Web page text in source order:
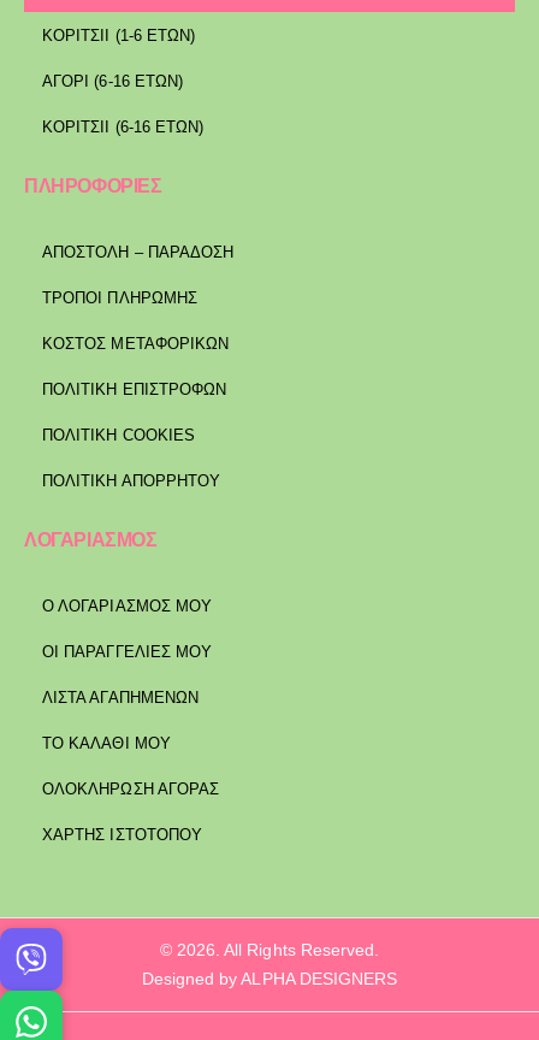
ΚΟΡΙΤΣΙΙ (1-6 ΕΤΩΝ)
ΑΓΟΡΙ (6-16 ΕΤΩΝ)
ΚΟΡΙΤΣΙΙ (6-16 ΕΤΩΝ)
ΠΛΗΡΟΦΟΡΙΕΣ
ΑΠΟΣΤΟΛΉ – ΠΑΡΆΔΟΣΗ
ΤΡΌΠΟΙ ΠΛΗΡΩΜΉΣ
ΚΌΣΤΟΣ ΜΕΤΑΦΟΡΙΚΏΝ
ΠΟΛΙΤΙΚΉ ΕΠΙΣΤΡΟΦΏΝ
ΠΟΛΙΤΙΚΉ COOKIES
ΠΟΛΙΤΙΚΉ ΑΠΟΡΡΉΤΟΥ
ΛΟΓΑΡΙΑΣΜΟΣ
Ο ΛΟΓΑΡΙΑΣΜΟΣ ΜΟΥ
ΟΙ ΠΑΡΑΓΓΕΛΙΕΣ ΜΟΥ
ΛΙΣΤΑ ΑΓΑΠΗΜΕΝΩΝ
ΤΟ ΚΑΛΑΘΙ ΜΟΥ
ΟΛΟΚΛΗΡΩΣΗ ΑΓΟΡΑΣ
ΧΑΡΤΗΣ ΙΣΤΟΤΟΠΟΥ
© 2026. All Rights Reserved.
Designed by ALPHA DESIGNERS